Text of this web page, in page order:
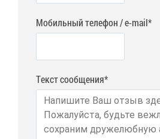
Мобильный телефон / e-mail*
Текст сообщения*